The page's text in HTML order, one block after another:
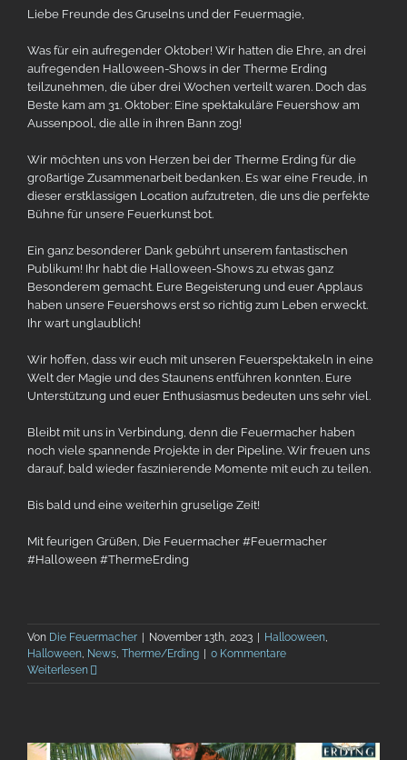
Liebe Freunde des Gruselns und der Feuermagie,
Was für ein aufregender Oktober! Wir hatten die Ehre, an drei
aufregenden Halloween-Shows in der Therme Erding
teilzunehmen, die über drei Wochen verteilt waren. Doch das
Beste kam am 31. Oktober: Eine spektakuläre Feuershow am
Aussenpool, die alle in ihren Bann zog!
Wir möchten uns von Herzen bei der Therme Erding für die
großartige Zusammenarbeit bedanken. Es war eine Freude, in
dieser erstklassigen Location aufzutreten, die uns die perfekte
Bühne für unsere Feuerkunst bot.
Ein ganz besonderer Dank gebührt unserem fantastischen
Publikum! Ihr habt die Halloween-Shows zu etwas ganz
Besonderem gemacht. Eure Begeisterung und euer Applaus
haben unsere Feuershows erst so richtig zum Leben erweckt.
Ihr wart unglaublich!
Wir hoffen, dass wir euch mit unseren Feuerspektakeln in eine
Welt der Magie und des Staunens entführen konnten. Eure
Unterstützung und euer Enthusiasmus bedeuten uns sehr viel.
Bleibt mit uns in Verbindung, denn die Feuermacher haben
noch viele spannende Projekte in der Pipeline. Wir freuen uns
darauf, bald wieder faszinierende Momente mit euch zu teilen.
Bis bald und eine weiterhin gruselige Zeit!
Mit feurigen Grüßen, Die Feuermacher #Feuermacher
#Halloween #ThermeErding
Von Die Feuermacher November 13th, 2023 Hallooween,
Halloween, News, Therme/Erding
0 Kommentare
Weiterlesen